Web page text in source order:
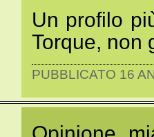
Un profilo
Torque, non
PUBBLICATO 16